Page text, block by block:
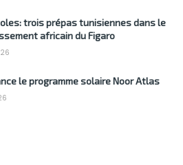
trois prépas tunisiennes dans le
africain du Figaro
le programme solaire Noor Atlas